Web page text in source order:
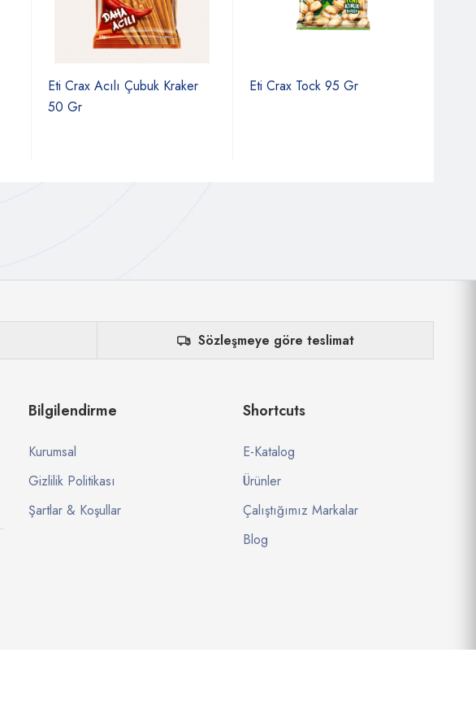
Eti Crax Acılı Çubuk Kraker
50 Gr
Eti Crax Tock 95 Gr
Sözleşmeye göre teslimat
Bilgilendirme
Kurumsal
Gizlilik Politikası
Şartlar & Koşullar
Shortcuts
E-Katalog
Ürünler
Çalıştığımız Markalar
Blog